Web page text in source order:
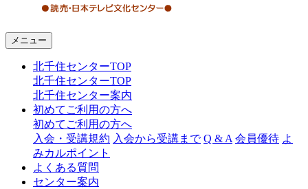
ャ
メニュー
北千住センターTOP
北千住センターTOP
北千住センター案内
初めてご利用の方へ
初めてご利用の方へ
入会・受講規約 入会から受講まで Q & A 会員優待 よ
みカルポイント
よくある質問
センター案内